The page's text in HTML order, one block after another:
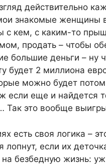
действительно
знакомые женщины
с кем, с каким-то
продать – чтобы
большие деньги – ну
будет 2 миллиона
можно будет
если еще и найдется
Так это вообще
есть своя логика –
лопнут, если их
безбедную жизнь: